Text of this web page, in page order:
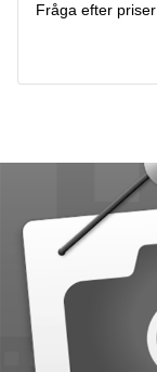
Malmö
Hägersten
Fråga efter priser